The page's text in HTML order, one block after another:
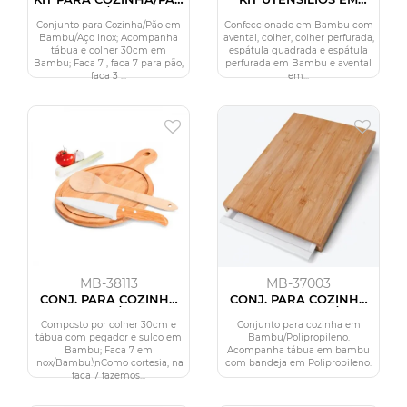
EM BAMBU/INOX- 5 PÇS
Conjunto para Cozinha/Pão em
Bambu/Aço Inox; Acompanha
tábua e colher 30cm em
Bambu; Faca 7 , faca 7 para pão,
faca 3 ...
AVENTAL - 5 PÇS
Confeccionado em Bambu com
avental, colher, colher perfurada,
espátula quadrada e espátula
perfurada em Bambu e avental
em...
MB-38113
CONJ. PARA COZINHA
EM BAMBU / INOX - 3
PÇS
Composto por colher 30cm e
tábua com pegador e sulco em
Bambu; Faca 7 em
Inox/Bambu.\nComo cortesia, na
faca 7 fazemos...
MB-37003
CONJ. PARA COZINHA
EM BAMBU /
POLIPROPILENO - 2 PÇS
Conjunto para cozinha em
Bambu/Polipropileno.
Acompanha tábua em bambu
com bandeja em Polipropileno.